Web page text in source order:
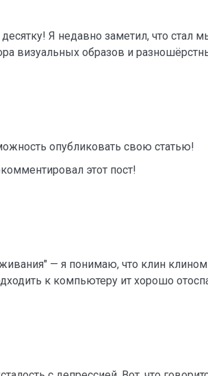
Я недавно заметил, что стал
визуальных образов и
опубликовать свою статью!
этот пост!
— я понимаю, что клин
к компьютеру ит хорошо